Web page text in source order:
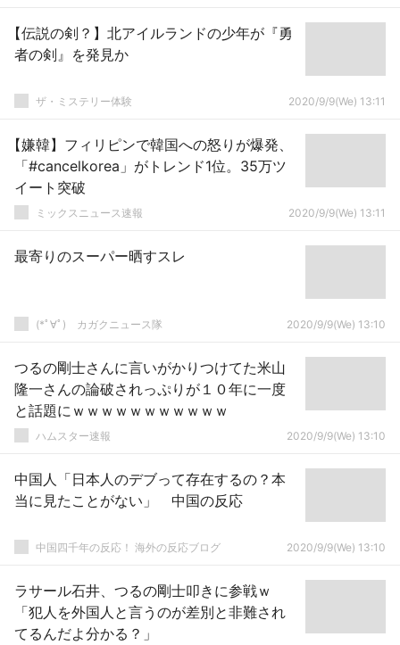
【伝説の剣？】北アイルランドの少年が『勇
者の剣』を発見か
ザ・ミステリー体験 2020/9/9(We) 13:11
【嫌韓】フィリピンで韓国への怒りが爆発、
「#cancelkorea」がトレンド1位。35万ツ
イート突破
ミックスニュース速報 2020/9/9(We) 13:11
最寄りのスーパー晒すスレ
(*ﾟ∀ﾟ)ゞカガクニュース隊 2020/9/9(We) 13:10
つるの剛士さんに言いがかりつけてた米山
隆一さんの論破されっぷりが１０年に一度
と話題にｗｗｗｗｗｗｗｗｗｗｗ
ハムスター速報 2020/9/9(We) 13:10
中国人「日本人のデブって存在するの？本
当に見たことがない」 中国の反応
中国四千年の反応！ 海外の反応ブログ 2020/9/9(We) 13:10
ラサール石井、つるの剛士叩きに参戦ｗ
「犯人を外国人と言うのが差別と非難され
てるんだよ分かる？」